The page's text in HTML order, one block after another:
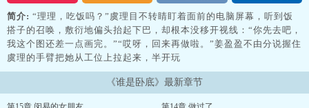
简介: “理理，吃饭吗？”虞理目不转睛盯着面前的电脑屏幕，听到饭
搭子的召唤，敷衍地偏头抬起下巴，却根本没移开视线：“你先去吧，
我这个图还差一点画完。”“哎呀，回来再做啦。”姜盈盈不由分说握住
虞理的手臂把她从工位上拉起来，半开玩
《谁是卧底》最新章节